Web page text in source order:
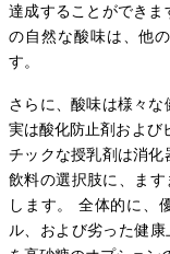
達成することができ
の自然な酸味は、他
す。
さらに、酸味は様々
実は酸化防止剤および
チックな授乳剤は消化
飲料の選択肢に、ま
します。 全体的に、
ル、および劣った健